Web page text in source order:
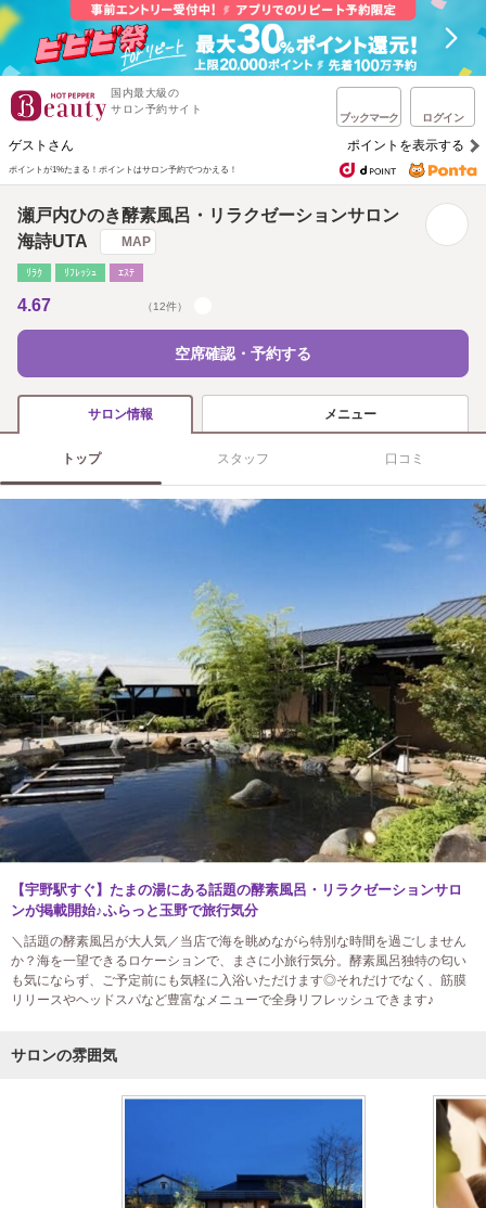
国内最大級の
サロン予約サイト
ブックマーク ログイン
ゲストさん ポイントを表示する
ポイントが1%たまる！ ポイントはサロン予約でつかえる！
瀬戸内ひのき酵素風呂・リラクゼーションサロン
海詩UTA
MAP
ﾘﾗｸ ﾘﾌﾚｯｼｭ ｴｽﾃ
4.67 （12件）
空席確認・予約する
サロン情報 メニュー
トップ スタッフ 口コミ
【宇野駅すぐ】たまの湯にある話題の酵素風呂・リラクゼーションサロ
ンが掲載開始♪ふらっと玉野で旅行気分
＼話題の酵素風呂が大人気／当店で海を眺めながら特別な時間を過ごしません
か？海を一望できるロケーションで、まさに小旅行気分。酵素風呂独特の匂い
も気にならず、ご予定前にも気軽に入浴いただけます◎それだけでなく、筋膜
リリースやヘッドスパなど豊富なメニューで全身リフレッシュできます♪
サロンの雰囲気